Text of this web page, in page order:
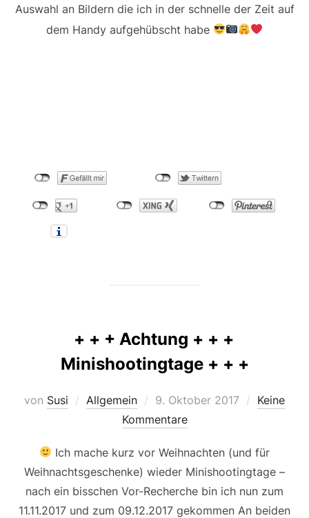
Auswahl an Bildern die ich in der schnelle der Zeit auf
dem Handy aufgehübscht habe
+ + + Achtung + + +
Minishootingtage + + +
von Susi Allgemein
Veröffentlicht
am
9. Oktober 2017
Keine
Kommentare
Ich mache kurz vor Weihnachten (und für
Weihnachtsgeschenke) wieder Minishootingtage –
nach ein bisschen Vor-Recherche bin ich nun zum
11.11.2017 und zum 09.12.2017 gekommen An beiden